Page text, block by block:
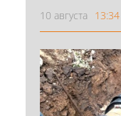
10 августа 13:34